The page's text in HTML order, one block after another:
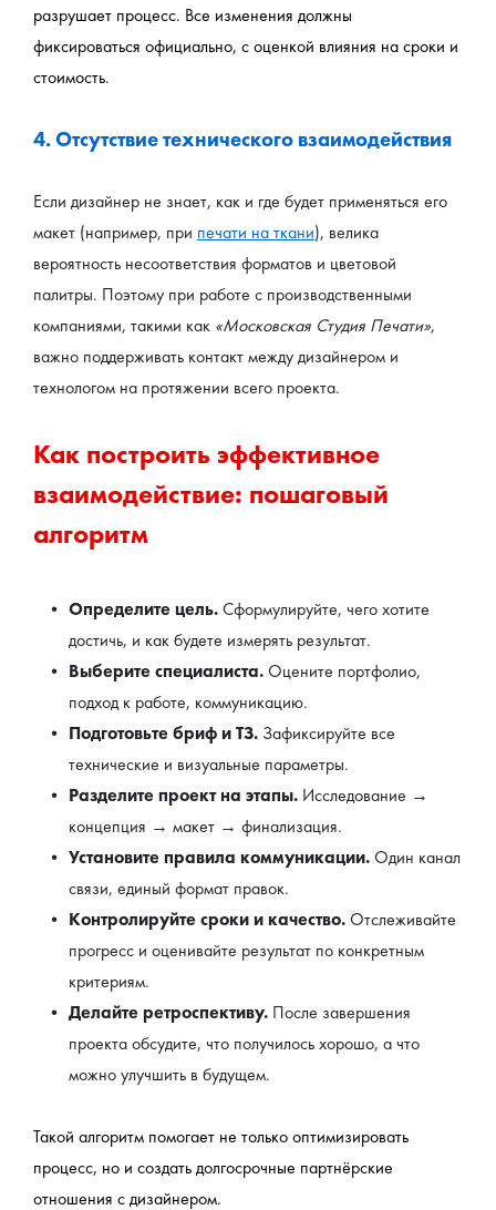
разрушает процесс. Все изменения должны
фиксироваться официально, с оценкой влияния на сроки и
стоимость.
4. Отсутствие технического взаимодействия
Если дизайнер не знает, как и где будет применяться его
макет (например, при печати на ткани), велика
вероятность несоответствия форматов и цветовой
палитры. Поэтому при работе с производственными
компаниями, такими как «Московская Студия Печати»,
важно поддерживать контакт между дизайнером и
технологом на протяжении всего проекта.
Как построить эффективное
взаимодействие: пошаговый
алгоритм
Определите цель. Сформулируйте, чего хотите
достичь, и как будете измерять результат.
Выберите специалиста. Оцените портфолио,
подход к работе, коммуникацию.
Подготовьте бриф и ТЗ. Зафиксируйте все
технические и визуальные параметры.
Разделите проект на этапы. Исследование →
концепция → макет → финализация.
Установите правила коммуникации. Один канал
связи, единый формат правок.
Контролируйте сроки и качество. Отслеживайте
прогресс и оценивайте результат по конкретным
критериям.
Делайте ретроспективу. После завершения
проекта обсудите, что получилось хорошо, а что
можно улучшить в будущем.
Такой алгоритм помогает не только оптимизировать
процесс, но и создать долгосрочные партнёрские
отношения с дизайнером.